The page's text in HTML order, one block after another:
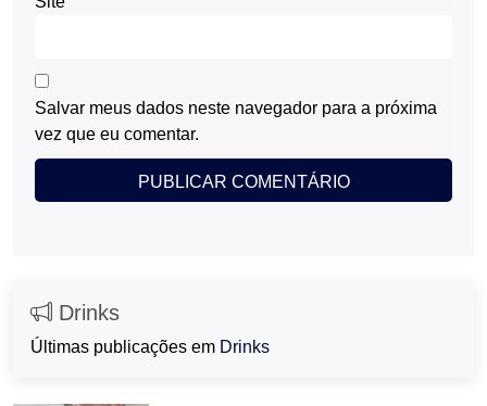
Salvar meus dados neste navegador para a próxima
vez que eu comentar.
Drinks
Últimas publicações em Drinks